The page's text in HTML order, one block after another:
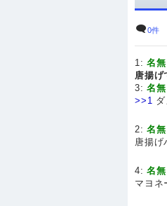
0件
1:名
唐揚げ
3:名
>>1 ダ
2:名
唐揚げ
4:名
マヨ